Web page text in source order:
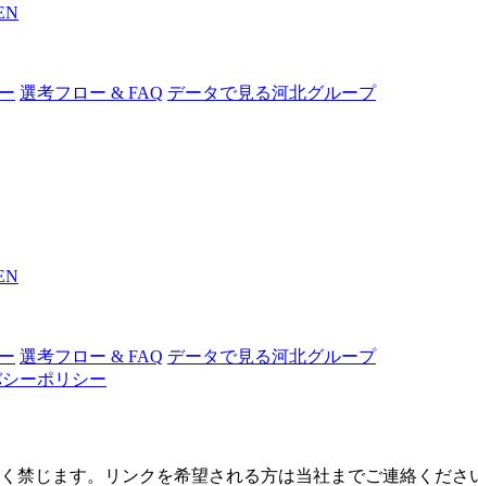
選考フロー & FAQ データで見る河北グループ
選考フロー & FAQ データで見る河北グループ
ーポリシー
禁じます。リンクを希望される方は当社までご連絡くださ